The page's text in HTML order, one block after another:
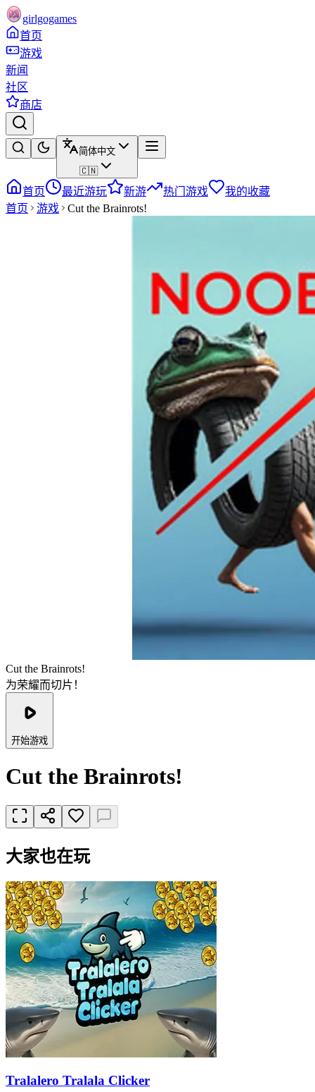
girlgogames
首页
游戏
新闻
社区
商店
简体中文
🇨🇳
首页 最近游玩 新游 热门游戏
我的收藏
首页
游戏 Cut the Brainrots!
Cut the Brainrots!
为荣耀而切片！
开始游戏
Cut the Brainrots!
大家也在玩
Tralalero Tralala Clicker